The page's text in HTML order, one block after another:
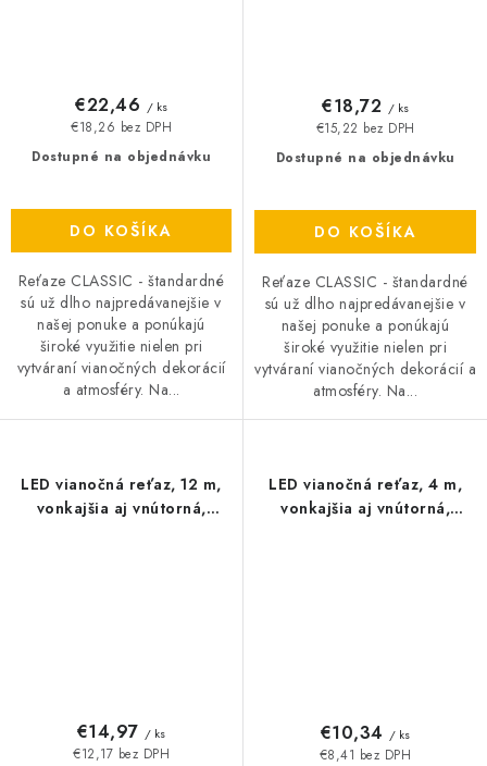
Dostupné na objednávku
€18,26 bez DPH
€22,46 / ks
DO KOŠÍKA
Reťaze CLASSIC - štandardné
sú už dlho najpredávanejšie v
našej ponuke a ponúkajú
široké využitie nielen pri
vytváraní vianočných dekorácií
a atmosféry. Na...
Dostupné na objednávku
€15,22 bez DPH
€18,72 / ks
DO KOŠÍKA
Reťaze CLASSIC - štandardné
sú už dlho najpredávanejšie v
našej ponuke a ponúkajú
široké využitie nielen pri
vytváraní vianočných dekorácií a
atmosféry. Na...
LED vianočná reťaz, 12 m,
vonkajšia aj vnútorná,
€12,17 bez DPH
€14,97 / ks
LED vianočná reťaz, 4 m,
vonkajšia aj vnútorná,
€8,41 bez DPH
€10,34 / ks